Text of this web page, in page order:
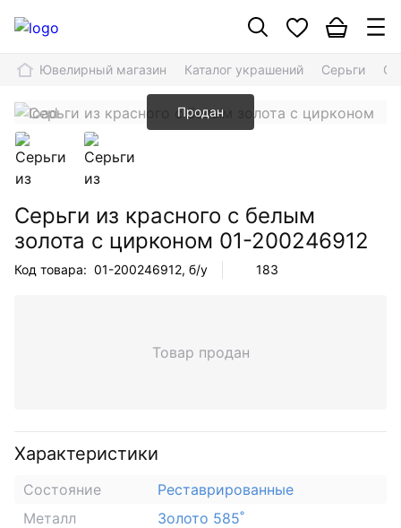
Ювелирный магазин Каталог украшений Серьги
Продан
Серьги из красного с белым
золота с цирконом 01-200246912
Код товара: 01-200246912, б/у 183
Товар продан
Характеристики
Состояние
Реставрированные
Металл
Золото 585˚